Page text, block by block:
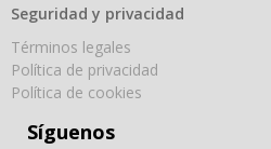
Seguridad y privacidad
Términos legales
Política de privacidad
Política de cookies
Síguenos